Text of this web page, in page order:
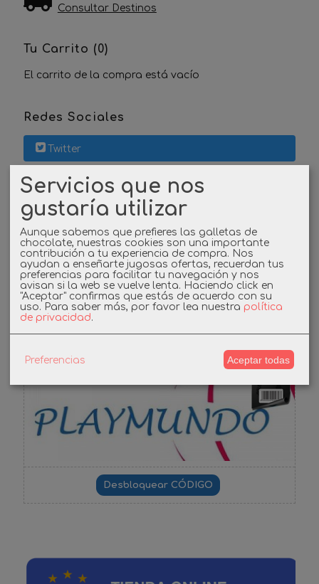
Consultar Destinos
Tu Carrito (0)
El carrito de la compra está vacío
Redes Sociales
Twitter
Linkedin
Instagram
Facebook
Cupones
DESCUENTO BIENVENIDA
Servicios que nos
gustaría utilizar
Aunque sabemos que prefieres las galletas de
chocolate, nuestras cookies son una importante
contribución a tu experiencia de compra. Nos
ayudan a enseñarte jugosas ofertas, recuerdan tus
preferencias para facilitar tu navegación y nos
avisan si la web se vuelve lenta. Haciendo click en
"Aceptar" confirmas que estás de acuerdo con su
uso. Para saber más, por favor lea nuestra política
de privacidad.
Preferencias Aceptar todas